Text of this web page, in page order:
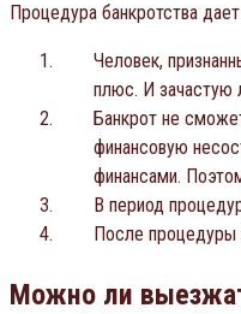
Процедура банкротства
Человек,
плюс. И зачастую
Банкрот не
финансовую
финансами.
В период
После процедуры
Можно ли